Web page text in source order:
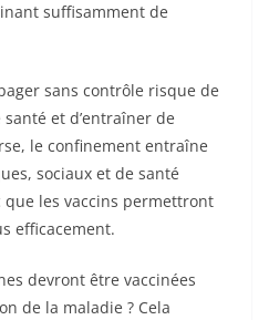
suffisamment de
sans contrôle risque de
et d’entraîner de
le confinement entraîne
sociaux et de santé
les vaccins permettront
efficacement.
devront être vaccinées
de la maladie ? Cela